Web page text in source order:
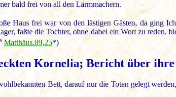
bald frei von all den Lärmmachern.
Haus frei war von den lästigen Gästen, da ging
faßte die Tochter, ohne dabei ein Wort zu
Matthäus.09,25*)
Kornelia; Bericht über ihre
Bett, darauf nur die Toten gelegt